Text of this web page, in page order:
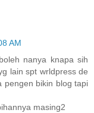
AM
nanya knapa sih
lain spt wrldpress de
pengen bikin blog tapi
masing2